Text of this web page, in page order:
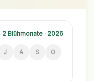
2 Blühmonate · 2026
J A S O